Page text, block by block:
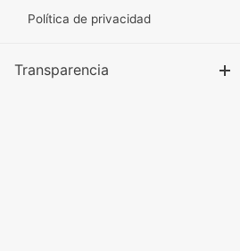
Política de privacidad
Transparencia